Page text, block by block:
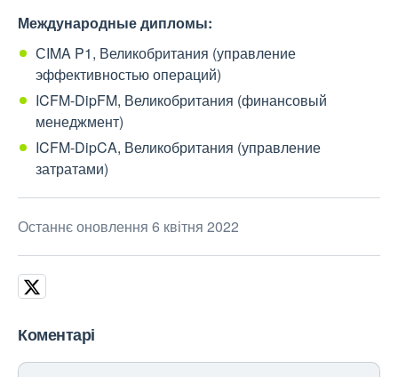
Международные дипломы:
СIMA P1, Великобритания (управление
эффективностью операций)
ICFM-DipFM, Великобритания (финансовый
менеджмент)
ICFM-DipCA, Великобритания (управление
затратами)
Останнє оновлення 6 квітня 2022
Коментарі